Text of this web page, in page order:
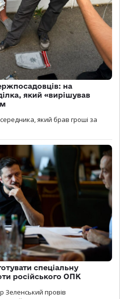
на
який «вирішував
який брав гроші за
спеціальну
російського ОПК
Зеленський провів